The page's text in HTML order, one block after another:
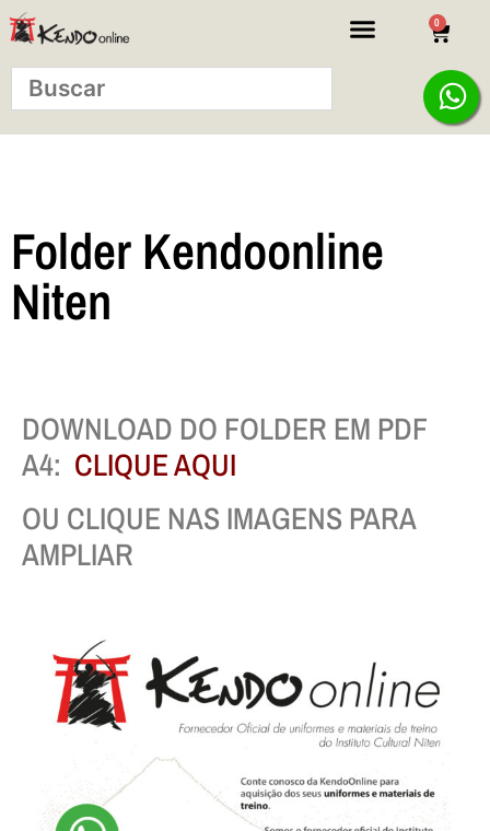
0
Folder Kendoonline
Niten
DOWNLOAD DO FOLDER EM PDF
A4: CLIQUE AQUI
OU CLIQUE NAS IMAGENS PARA
AMPLIAR